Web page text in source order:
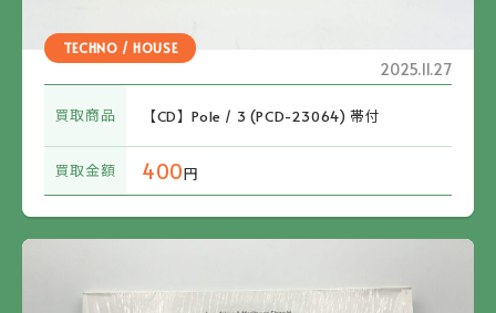
TECHNO / HOUSE
2025.11.27
買取商品 【CD】Pole / 3 (PCD-23064) 帯付
買取金額 400円